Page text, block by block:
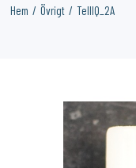
Hem Övrigt TellIQ_2A